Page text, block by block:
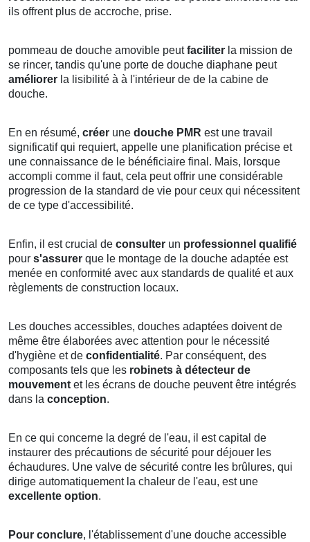
ils offrent plus de accroche, prise.
pommeau de douche amovible peutfaciliter la mission de
se rincer, tandis qu'une porte de douche diaphane peut
améliorer la lisibilité à à l'intérieur de de la cabine de
douche.
En en résumé, créer une douche PMR est une travail
significatif qui requiert, appelle une planification précise et
une connaissance de le bénéficiaire final. Mais, lorsque
accompli comme il faut, cela peut offrir une considérable
progression de la standard de vie pour ceux qui nécessitent
de ce type d'accessibilité.
Enfin, il est crucial de consulter un professionnel qualifié
pour s'assurer que le montage de la douche adaptée est
menée en conformité avec aux standards de qualité et aux
règlements de construction locaux.
Les douches accessibles, douches adaptées doivent de
même être élaborées avec attention pour le nécessité
d'hygiène et de confidentialité. Par conséquent, des
composants tels que les robinets à détecteur de
mouvement et les écrans de douche peuvent être intégrés
dans la conception.
En ce qui concerne la degré de l'eau, il est capital de
instaurer des précautions de sécurité pour déjouer les
échaudures. Une valve de sécurité contre les brûlures, qui
dirige automatiquement la chaleur de l'eau, est une
excellente option.
Pour conclure, l'établissement d'une douche accessible